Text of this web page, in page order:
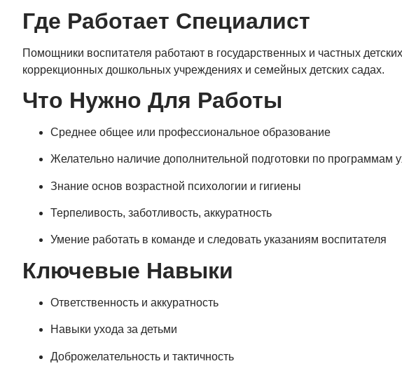
Где Работает Специалист
Помощники воспитателя работают в государственных и частных
коррекционных дошкольных учреждениях и семейных детских садах.
Что Нужно Для Работы
Среднее общее или профессиональное образование
Желательно наличие дополнительной подготовки по программам
Знание основ возрастной психологии и гигиены
Терпеливость, заботливость, аккуратность
Умение работать в команде и следовать указаниям воспитателя
Ключевые Навыки
Ответственность и аккуратность
Навыки ухода за детьми
Доброжелательность и тактичность